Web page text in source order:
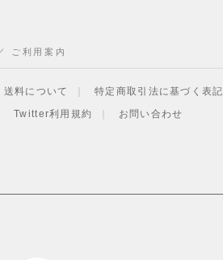
ご利用案内
送料について
特定商取引法に基づく表記
Twitter利用規約 お問い合わせ